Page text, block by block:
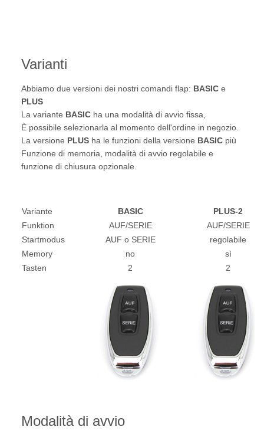
Varianti
Abbiamo due versioni dei nostri comandi flap: BASIC e
PLUS
La variante BASIC ha una modalità di avvio fissa,
È possibile selezionarla al momento dell'ordine in negozio.
La versione PLUS ha le funzioni della versione BASIC più
Funzione di memoria, modalità di avvio regolabile e
funzione di chiusura opzionale.
Variante BASIC
PLUS-2
Funktion
AUF/SERIE
AUF/SERIE
Startmodus
AUF o SERIE
regolabile
Memory
no
sì
Tasten
2 2
Modalità di avvio